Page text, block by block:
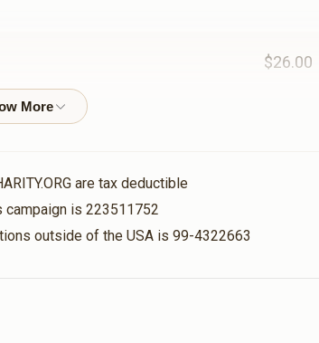
$12,000.00
עזרת נשים(אפשרות להקדשה)
$25,000.00
היכל בית
$26.00
are tax deductible
campaign is 223511752
outside of the USA is 99-4322663